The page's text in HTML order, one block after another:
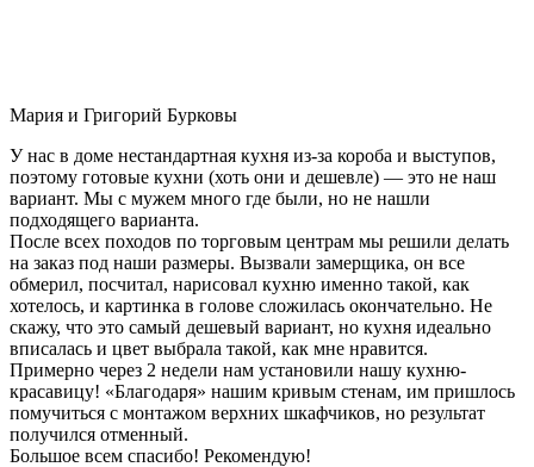
Мария и Григорий Бурковы
У нас в доме нестандартная кухня из-за короба и выступов,
поэтому готовые кухни (хоть они и дешевле) — это не наш
вариант. Мы с мужем много где были, но не нашли
подходящего варианта.
После всех походов по торговым центрам мы решили делать
на заказ под наши размеры. Вызвали замерщика, он все
обмерил, посчитал, нарисовал кухню именно такой, как
хотелось, и картинка в голове сложилась окончательно. Не
скажу, что это самый дешевый вариант, но кухня идеально
вписалась и цвет выбрала такой, как мне нравится.
Примерно через 2 недели нам установили нашу кухню-
красавицу! «Благодаря» нашим кривым стенам, им пришлось
помучиться с монтажом верхних шкафчиков, но результат
получился отменный.
Большое всем спасибо! Рекомендую!